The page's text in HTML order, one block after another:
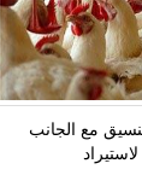
مع الجانب